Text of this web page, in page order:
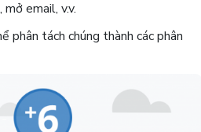
email, v.v.
phân tách chúng thành các phân